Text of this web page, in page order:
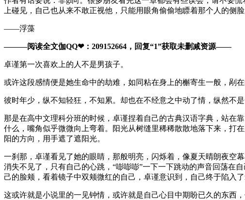
上碰见，自己也从来不敢正视他，只能用眼角偷偷地瞟着那个人的侧
——浮藻
———阅读全文伽QQ❤：209152664，回复“1”获取未删减资源—​​​​—
卓谨第一次喜欢上的人不是男孩子。
或许这段感情便是她生命中的劫难，如同粘在身上的槲寄生一般，剐在
彼时年少，纵不知轻狂，不知累。却也在不经意之中动了情，纵然不
那是在高中文理科分班的时候，卓谨捏着自己的古典汉语字典，站在
什么，嘴角似乎微微向上弯着。阳光从树缝里稀稀散散地落下来，打
阳的方向，用手遮了遮阳光。
一刹那，卓谨看见了她的眼睛，那般明亮，闪烁着，像夏天晴朗夜空
消失不见了，只有自己的心跳，“嘭嘭嘭”一下一下跳动的声音回荡在
己的脸颊，看着镜子中双颊微红的自己，卓谨意识到，自己终于陷入了
这或许就是小说里的一见钟情，或许就是自己心目中期盼已久的东西